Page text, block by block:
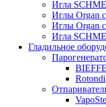
Игла
Иглы Organ
Иглы Organ
Игла
Гладильное
BIEFFE
Rotondi